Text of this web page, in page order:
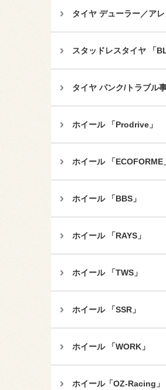
タイヤ デューラー／ア
スタッドレスタイヤ 「
タイヤ パンク/トラブル
ホイール 「Prodrive」
ホイール 「ECOFORME
ホイール 「BBS」
ホイール 「RAYS」
ホイール 「TWS」
ホイール 「SSR」
ホイール 「WORK」
ホイール「OZ-Racing」